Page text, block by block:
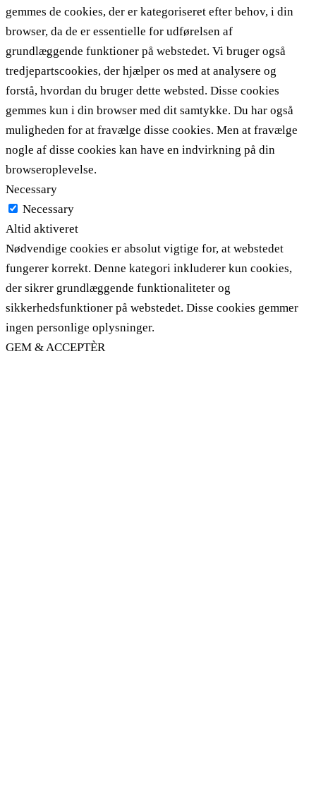
gemmes de cookies, der er kategoriseret efter behov, i din
browser, da de er essentielle for udførelsen af ​​
grundlæggende funktioner på webstedet. Vi bruger også
tredjepartscookies, der hjælper os med at analysere og
forstå, hvordan du bruger dette websted. Disse cookies
gemmes kun i din browser med dit samtykke. Du har også
muligheden for at fravælge disse cookies. Men at fravælge
nogle af disse cookies kan have en indvirkning på din
browseroplevelse.
Necessary
Necessary
Altid aktiveret
Nødvendige cookies er absolut vigtige for, at webstedet
fungerer korrekt. Denne kategori inkluderer kun cookies,
der sikrer grundlæggende funktionaliteter og
sikkerhedsfunktioner på webstedet. Disse cookies gemmer
ingen personlige oplysninger.
GEM & ACCEPTÈR